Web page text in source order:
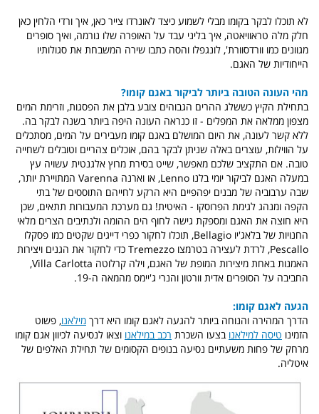
לא תוכלו לבקר בקומו מבלי לשמוע כיצד לאונרדו צייר כאן, איך ורדי הלחין כאן
חלק מלה טראוויאטה, איך בליני עבד על האופרה שלו נורמה, ואיך סופרים
מגוונים כמו וורדסוורת', לונגפלו והסה כתבו שירה המשבחת את סגולותיו
הייחודיות של האגם.
מהי העונה הטובה ביותר לביקור באגם קומו?
בתחילת הקיץ כששלג ההרים הגבוהים צובע בלבן את הפסגות, וזרימת המים
מצפון ממלאה את המפלים - זו כנראה העונה היפה ביותר בשנה לבקר בה.
ללא קשר לעונה, את היום המושלם באגם קומו מעבירים על המים, מסתכלים
על הווילות, עוצרים באלה שניתן לבקר בהם, אוכלים צהריים וטובלים לשחייה
טובה. אם התקציב שלכם מאפשר, שייט בסירת מרוץ אלגנטית עשויה עץ
במעלה האגם לביקור יומי בלנו Lenno, או וארנה Varenna המתויירת יותר,
שבה ערבוביה של מבנים יפהפיים היא הרקע לחייהם התוססים של בתי
הקפה ומנהג לגימת הפרוסקו - האיטית! גם מערכת המעבורות תתאים, שכן
היא חוצה את האגם ומספקת גישה לחוף הים ההומה ולנתיבים הצרים מלאי
החנויות של בלאג'יו Bellagio, תוכלו לחקור כפרי דייגים שקטים כמו פסקלו
Pescallo, לרדת לעצירה בטרמצו Tremezzo כדי לחקור את הגנים ויצירות
האמנות באחת מיצירות המופת של האגם, וילה קרלוטה Villa Carlotta,
החביבה על הסופרים אדית וורטון והנרי ג'יימס מהמאה ה-19.
הגעה לאגם קומו:
הדרך המהירה והנוחה ביותר להגעה לאגם קומו היא דרך מילאנו, פשוט
הזמינו טיסה למילאנו בצעו השכרת רכב במילאנו וצאו לנסיעה לכיוון אגם קומו
מרחק של פחות משעתיים נסיעה בנופים הקסומים של תחילת האלפים של
איטליה.